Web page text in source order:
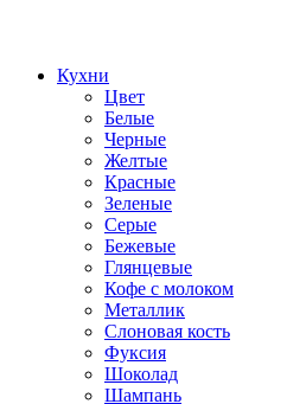
Кухни
Цвет
Белые
Черные
Желтые
Красные
Зеленые
Серые
Бежевые
Глянцевые
Кофе с молоком
Металлик
Слоновая кость
Фуксия
Шоколад
Шампань